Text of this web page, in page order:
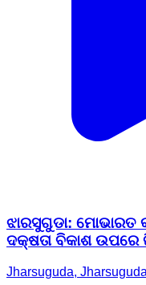
ଝାରସୁଗୁଡା: ମୋଭାରତ
ଦକ୍ଷତା ବିକାଶ
Jharsuguda,